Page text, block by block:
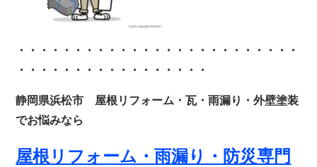
・・・・・・・・・・・・
・・・・・・・・・・・・・
・・・・・・・・・・・・・・・・・
静岡県浜松市 屋根リフォーム・瓦・雨漏り・外壁塗装
でお悩みなら
屋根リフォーム・雨漏り・防災専門